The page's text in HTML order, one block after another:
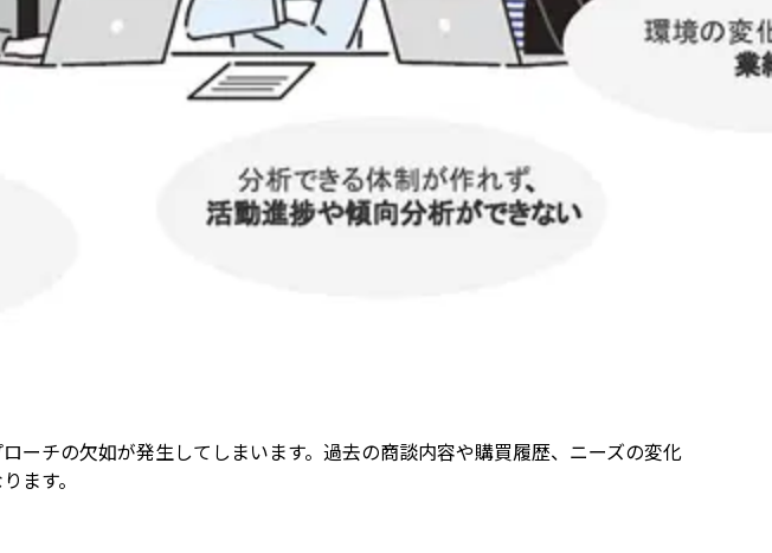
チの欠如が発生してしまいます。過去の商談内容や購買履歴、ニーズの変化
ます。